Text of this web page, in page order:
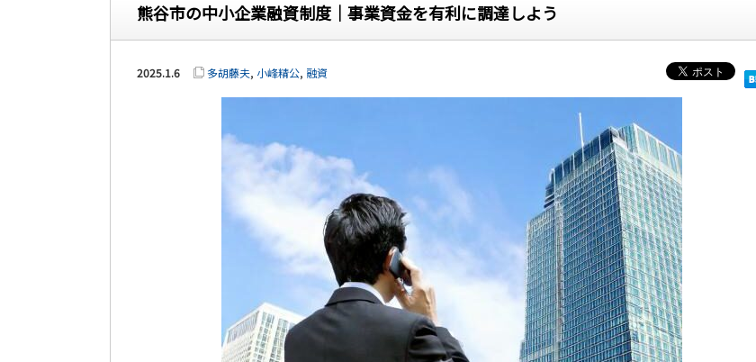
熊谷市の中小企業融資制度｜事業資金を有利に調達しよう
2025.1.6 多胡藤夫, 小峰精公, 融資